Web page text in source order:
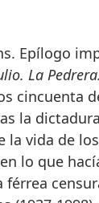
Epílogo
La
cincuenta
la
la vida de
lo que
férrea